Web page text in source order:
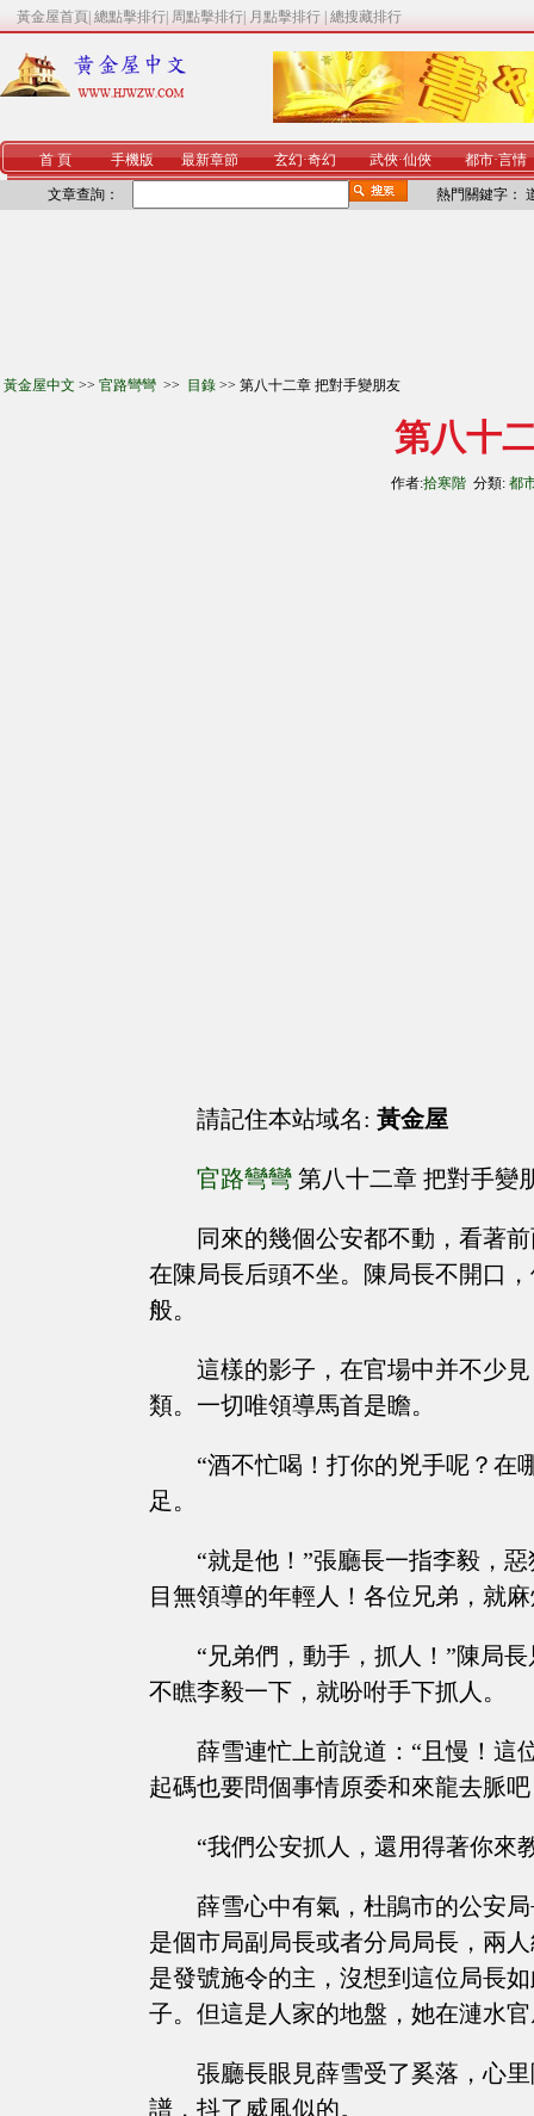
黃金屋首頁 總點擊排行 周點擊排行 月點擊排行 總搜藏排行
首 頁 手機版 最新章節 玄幻·奇幻 武俠·仙俠 都市·言情
文章查詢： 熱門關鍵字：
黃金屋中文 >> 官路彎彎 >> 目錄 >> 第八十二章 把對手變朋友
第八十
作者:拾寒階 分類: 都
請記住本站域名: 黃金屋
官路彎彎 第八十二章 把對手變
同來的幾個公安都不動，看著
在陳局長后頭不坐。陳局長不開口
般。
這樣的影子，在官場中并不少
類。一切唯領導馬首是瞻。
“酒不忙喝！打你的兇手呢？在
足。
“就是他！”張廳長一指李毅，
目無領導的年輕人！各位兄弟，就
“兄弟們，動手，抓人！”陳局
不瞧李毅一下，就吩咐手下抓人。
薛雪連忙上前說道：“且慢！這
起碼也要問個事情原委和來龍去脈
“我們公安抓人，還用得著你來
薛雪心中有氣，杜鵑市的公安
是個市局副局長或者分局局長，兩
是發號施令的主，沒想到這位局長
子。但這是人家的地盤，她在漣水
張廳長眼見薛雪受了奚落，心
譜，抖了威風似的。